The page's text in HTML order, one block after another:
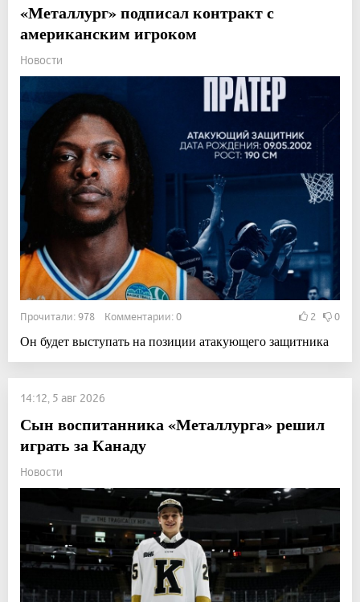
«Металлург» подписал контракт с
американским игроком
Новости
Прочитали: 978 Комментарии: 0 2 0
Он будет выступать на позиции атакующего защитника
14:12, 5 авг 2026
Сын воспитанника «Металлурга» решил
играть за Канаду
Новости